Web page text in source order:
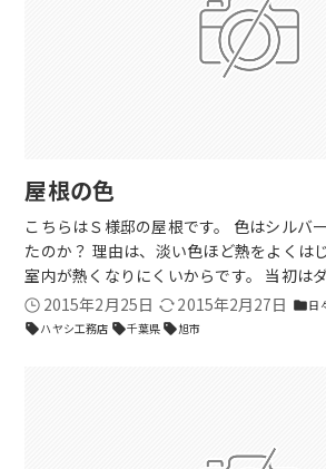
屋根の色
こちらはＳ様邸の屋根です。 色はシルバ
たのか？ 理由は、淡い色ほど熱をよくは
室内が熱くなりにくいからです。 当初は
2015年2月25日
2015年2月27日 folder日
sellハヤシ工務店 sell千葉県 sell旭市